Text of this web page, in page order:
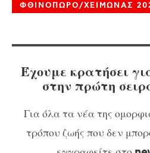
ΦΘΙΝΟΠΩΡΟ/ΧΕΙΜΩΝΑΣ
Έχουμε κρατήσει
στην πρώτη
Για όλα τα νέα της
τρόπου ζωής που δεν